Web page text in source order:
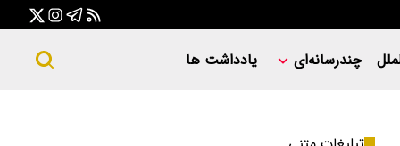
چندرسانه‌ای یادداشت ها